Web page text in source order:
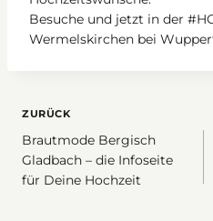
Besuche und jetzt in der
Wermelskirchen bei
Beitragsnavigation
ZURÜCK
Brautmode Bergisch
Gladbach – die Infoseite
für Deine Hochzeit